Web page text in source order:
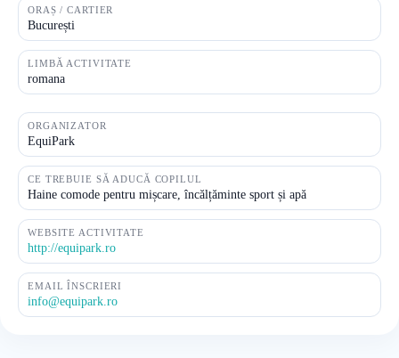
ORAȘ / CARTIER
București
LIMBĂ ACTIVITATE
romana
ORGANIZATOR
EquiPark
CE TREBUIE SĂ ADUCĂ COPILUL
Haine comode pentru mișcare, încălțăminte sport și apă
WEBSITE ACTIVITATE
http://equipark.ro
EMAIL ÎNSCRIERI
info@equipark.ro